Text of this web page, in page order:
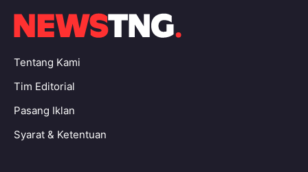
Tentang Kami
Tim Editorial
Pasang Iklan
Syarat & Ketentuan